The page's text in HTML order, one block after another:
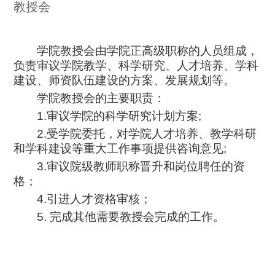
教授会
学院教授会由学院正高级职称的人员组成，
负责审议学院教学、科学研究、人才培养、学科
建设、师资队伍建设的方案、发展规划等。
学院教授会的主要职责：
1.审议学院的科学研究计划方案;
2.受学院委托，对学院人才培养、教学科研
和学科建设等重大工作事项提供咨询意见;
3.审议院级教师职称晋升和岗位聘任的资
格；
4.引进人才资格审核；
5. 完成其他需要教授会完成的工作。